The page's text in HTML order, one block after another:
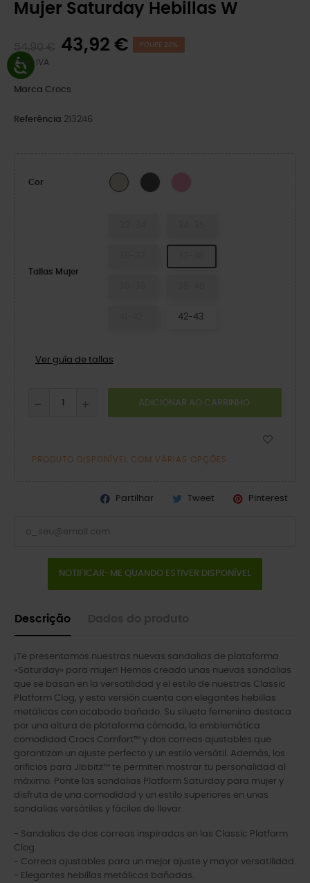
Mujer Saturday Hebillas W
43,92 € POUPE 20%
Com IVA
Marca Crocs
Referência 213246
Cor Dulcé Carbón
Tallas Mujer
42-43
Ver guía de tallas
ADICIONAR AO CARRINHO
PRODUTO DISPONÍVEL COM VÁRIAS OPÇÕES
Partilhar Tweet Pinterest
NOTIFICAR-ME QUANDO ESTIVER DISPONÍVEL
Descrição
¡Te presentamos nuestras nuevas sandalias de plataforma
«Saturday» para mujer! Hemos creado unas nuevas sandalias
que se basan en la versatilidad y el estilo de nuestras Classic
Platform Clog, y esta versión cuenta con elegantes hebillas
metálicas con acabado bañado. Su silueta femenina destaca
por una altura de plataforma cómoda, la emblemática
comodidad Crocs Comfort™ y dos correas ajustables que
garantizan un ajuste perfecto y un estilo versátil. Además, los
orificios para Jibbitz™ te permiten mostrar tu personalidad al
máximo. Ponte las sandalias Platform Saturday para mujer y
disfruta de una comodidad y un estilo superiores en unas
sandalias versátiles y fáciles de llevar.
- Sandalias de dos correas inspiradas en las Classic Platform
Clog.
- Correas ajustables para un mejor ajuste y mayor versatilidad.
- Elegantes hebillas metálicas bañadas.